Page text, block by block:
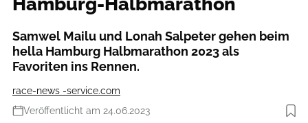
Samwel Mailu und Lonah Salpeter gehen beim
hella Hamburg Halbmarathon 2023 als
Favoriten ins Rennen.
race-news -service.com
Veröffentlicht am 24.06.2023
Foto: photorun.net